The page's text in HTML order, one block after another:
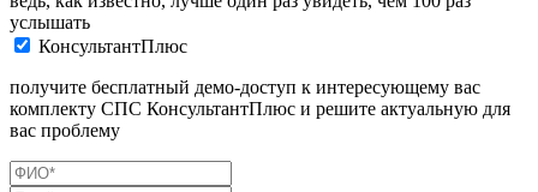
услышать
КонсультантПлюс
получите бесплатный демо-доступ к интересующему вас
комплекту СПС КонсультантПлюс и решите актуальную для
вас проблему